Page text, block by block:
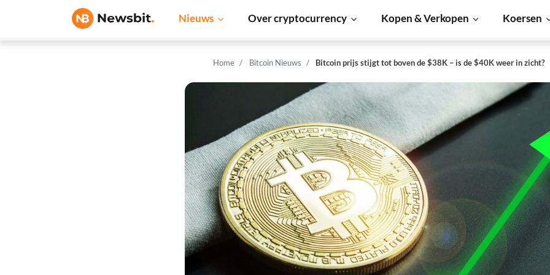
Nieuws Over cryptocurrency Kopen & Verkopen Koersen
Home Bitcoin Nieuws Bitcoin prijs stijgt tot boven de $38K – is de $40K weer in zicht?